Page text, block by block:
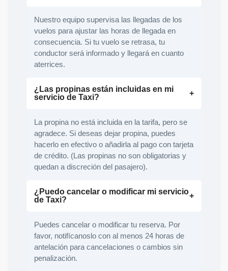
Nuestro equipo supervisa las llegadas de los
vuelos para ajustar las horas de llegada en
consecuencia. Si tu vuelo se retrasa, tu
conductor será informado y llegará en cuanto
aterrices.
¿Las propinas están incluidas en mi
servicio de Taxi?
La propina no está incluida en la tarifa, pero se
agradece. Si deseas dejar propina, puedes
hacerlo en efectivo o añadirla al pago con tarjeta
de crédito. (Las propinas no son obligatorias y
quedan a discreción del pasajero).
¿Puedo cancelar o modificar mi servicio
de Taxi?
Puedes cancelar o modificar tu reserva. Por
favor, notifícanoslo con al menos 24 horas de
antelación para cancelaciones o cambios sin
penalización.